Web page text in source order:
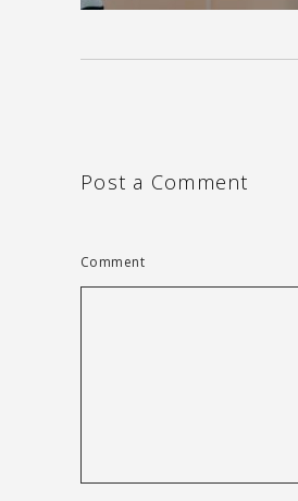
Post a Comment
Comment